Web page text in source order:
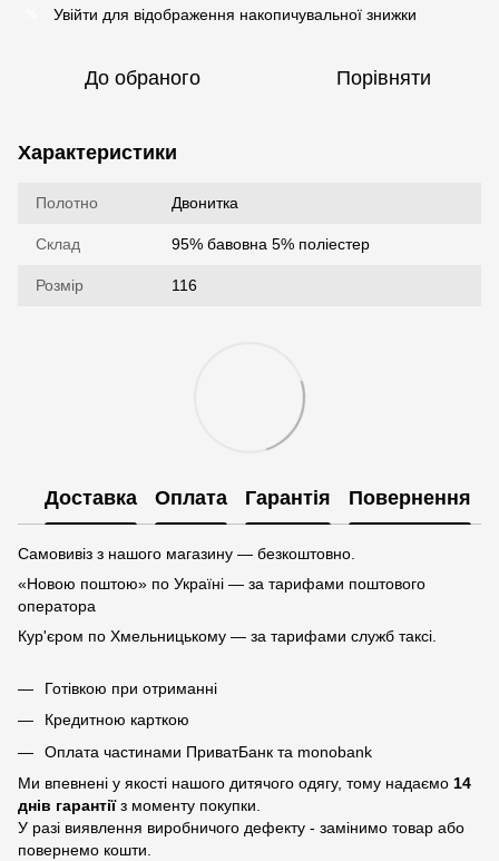
Увійти для відображення накопичувальної знижки
До обраного Порівняти
Характеристики
Полотно Двонитка
Склад 95% бавовна 5% поліестер
Розмір 116
Доставка Оплата Гарантія Повернення
Самовивіз з нашого магазину — безкоштовно.
«Новою поштою» по Україні — за тарифами поштового
оператора
Кур'єром по Хмельницькому — за тарифами служб таксі.
Готівкою при отриманні
Кредитною карткою
Оплата частинами ПриватБанк та monobank
Ми впевнені у якості нашого дитячого одягу, тому надаємо 14
днів гарантіїз моменту покупки.
У разі виявлення виробничого дефекту - замінимо товар або
повернемо кошти.